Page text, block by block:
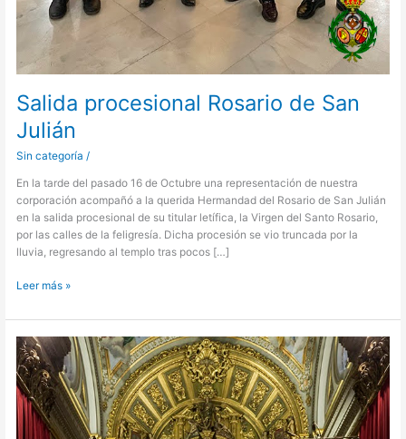
Salida procesional Rosario de San
Julián
Sin categoría /
En la tarde del pasado 16 de Octubre una representación de nuestra
corporación acompañó a la querida Hermandad del Rosario de San Julián
en la salida procesional de su titular letífica, la Virgen del Santo Rosario,
por las calles de la feligresía. Dicha procesión se vio truncada por la
lluvia, regresando al templo tras pocos […]
Leer más »
Salida
procesional
Nuestra
Señora
del
Santo